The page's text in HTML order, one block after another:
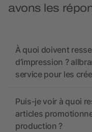
avons les
À quoi doivent
d’impression ?
service pour les
Puis-je voir à quoi
articles
production ?